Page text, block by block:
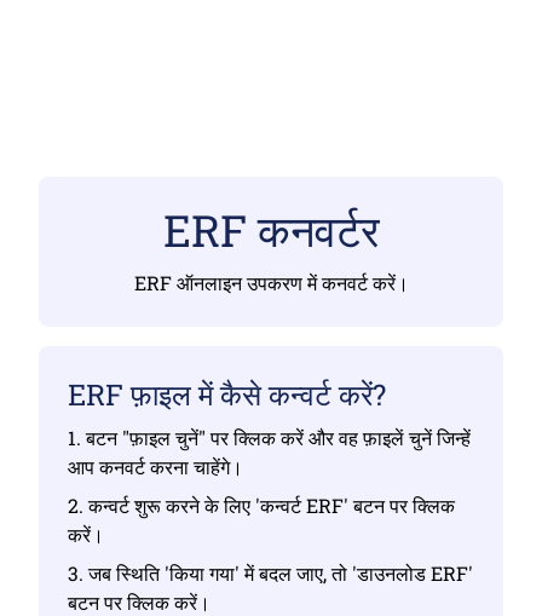
ERF कनवर्टर
ERF ऑनलाइन उपकरण में कनवर्ट करें।
ERF फ़ाइल में कैसे कन्वर्ट करें?
1. बटन "फ़ाइल चुनें" पर क्लिक करें और वह फ़ाइलें चुनें जिन्हें
आप कनवर्ट करना चाहेंगे।
2. कन्वर्ट शुरू करने के लिए 'कन्वर्ट ERF' बटन पर क्लिक
करें।
3. जब स्थिति 'किया गया' में बदल जाए, तो 'डाउनलोड ERF'
बटन पर क्लिक करें।